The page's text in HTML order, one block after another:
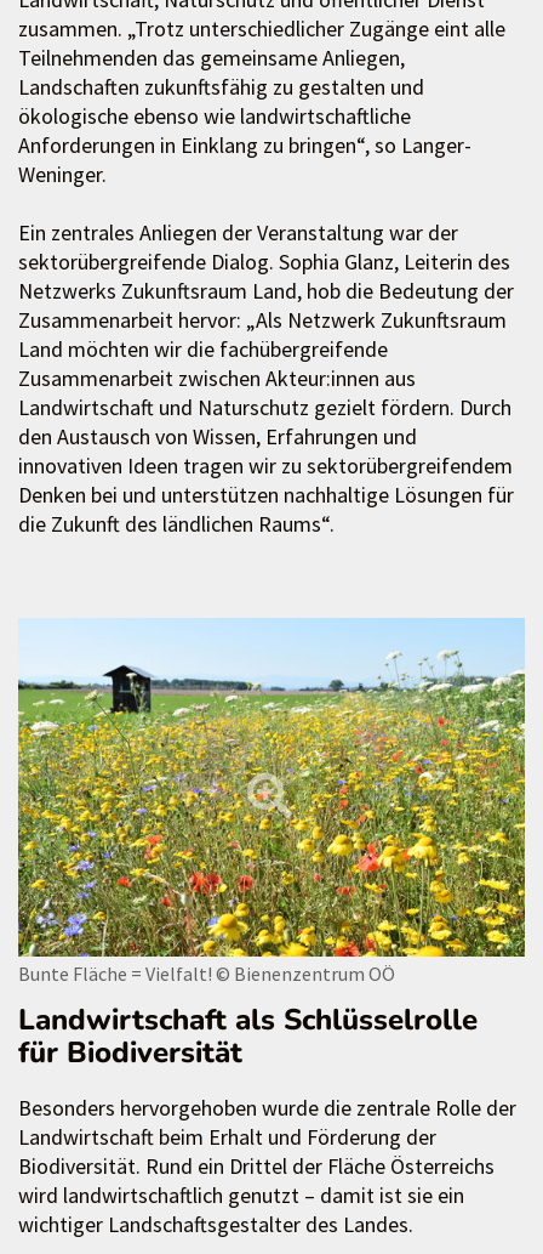
zusammen. „Trotz unterschiedlicher Zugänge eint alle
Teilnehmenden das gemeinsame Anliegen,
Landschaften zukunftsfähig zu gestalten und
ökologische ebenso wie landwirtschaftliche
Anforderungen in Einklang zu bringen“, so Langer-
Weninger.
Ein zentrales Anliegen der Veranstaltung war der
sektorübergreifende Dialog. Sophia Glanz, Leiterin des
Netzwerks Zukunftsraum Land, hob die Bedeutung der
Zusammenarbeit hervor: „Als Netzwerk Zukunftsraum
Land möchten wir die fachübergreifende
Zusammenarbeit zwischen Akteur:innen aus
Landwirtschaft und Naturschutz gezielt fördern. Durch
den Austausch von Wissen, Erfahrungen und
innovativen Ideen tragen wir zu sektorübergreifendem
Denken bei und unterstützen nachhaltige Lösungen für
die Zukunft des ländlichen Raums“.
Bunte Fläche = Vielfalt! © Bienenzentrum OÖ
Landwirtschaft als Schlüsselrolle
für Biodiversität
Besonders hervorgehoben wurde die zentrale Rolle der
Landwirtschaft beim Erhalt und Förderung der
Biodiversität. Rund ein Drittel der Fläche Österreichs
wird landwirtschaftlich genutzt – damit ist sie ein
wichtiger Landschaftsgestalter des Landes.